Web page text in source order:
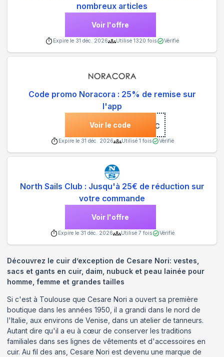
nombreux articles
Voir l'offre
Expire le 31 déc. 2026 Utilisé 1320 fois Vérifié
Code promo Noracora : 25% de remise sur
l'app
Voir le code ***NC
Expire le 31 déc. 2026 Utilisé 1 fois Vérifié
North Sails Club : Jusqu'à 25€ de réduction sur
votre commande
Voir l'offre
Expire le 31 déc. 2026 Utilisé 7 fois Vérifié
Découvrez le cuir d’exception de Cesare Nori: vestes,
sacs et gants en cuir, daim, nubuck et peau lainée pour
homme, femme et grandes tailles
Si c'est à Toulouse que Cesare Nori a ouvert sa première
boutique dans les années 1950, il a grandi dans le nord de
l'Italie, aux environs de Venise, dans un atelier de tanneurs.
Autant dire qu'il a eu à cœur de conserver les traditions
familiales dans ses lignes de vêtements et d'accessoires en
cuir. Au fil des ans, Cesare Nori est devenu une marque de